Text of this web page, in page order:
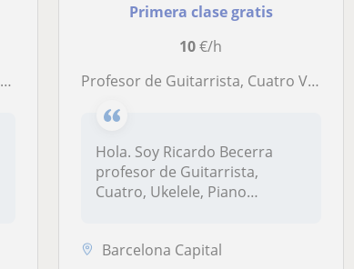
Primera clase gratis
10€/h
Profesor de Guitarrista, Cuatro Venezolano, Ukelele, Piano, Canto, Y Puedo Ayudarte a Difrutar de la Musica Mientras Aprendes
Hola. Soy Ricardo Becerra
profesor de Guitarrista,
Cuatro, Ukelele, Piano
Barcelona Capital